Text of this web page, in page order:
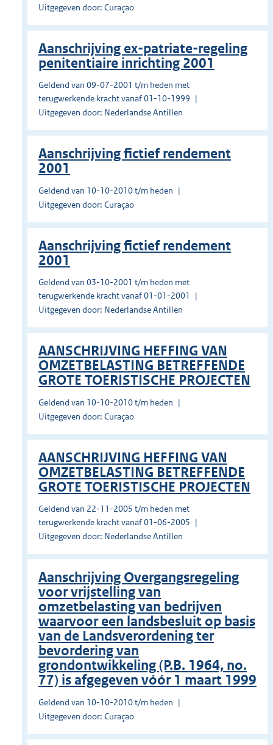
Uitgegeven door: Curaçao
Aanschrijving ex-patriate-regeling
penitentiaire inrichting 2001
Geldend van 09-07-2001 t/m heden met
terugwerkende kracht vanaf 01-10-1999
Uitgegeven door: Nederlandse Antillen
Aanschrijving fictief rendement
2001
Geldend van 10-10-2010 t/m heden
Uitgegeven door: Curaçao
Aanschrijving fictief rendement
2001
Geldend van 03-10-2001 t/m heden met
terugwerkende kracht vanaf 01-01-2001
Uitgegeven door: Nederlandse Antillen
AANSCHRIJVING HEFFING VAN
OMZETBELASTING BETREFFENDE
GROTE TOERISTISCHE PROJECTEN
Geldend van 10-10-2010 t/m heden
Uitgegeven door: Curaçao
AANSCHRIJVING HEFFING VAN
OMZETBELASTING BETREFFENDE
GROTE TOERISTISCHE PROJECTEN
Geldend van 22-11-2005 t/m heden met
terugwerkende kracht vanaf 01-06-2005
Uitgegeven door: Nederlandse Antillen
Aanschrijving Overgangsregeling
voor vrijstelling van
omzetbelasting van bedrijven
waarvoor een landsbesluit op basis
van de Landsverordening ter
bevordering van
grondontwikkeling (P.B. 1964, no.
77) is afgegeven vóór 1 maart 1999
Geldend van 10-10-2010 t/m heden
Uitgegeven door: Curaçao